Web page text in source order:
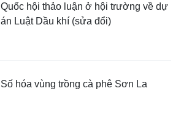
Quốc hội thảo luận ở hội trường về dự
án Luật Dầu khí (sửa đổi)
Số hóa vùng trồng cà phê Sơn La